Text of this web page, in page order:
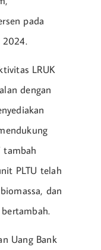
pada
2024.
LRUK
dengan
tambah
PLTU telah
dan
Uang Bank